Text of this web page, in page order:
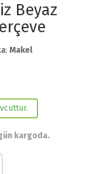
Beyaz
Makel
kargoda.